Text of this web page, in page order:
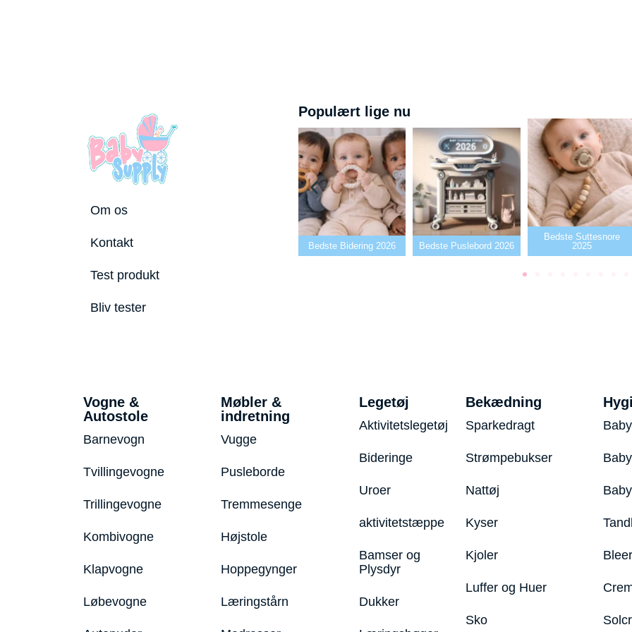
Om os
Kontakt
Test produkt
Bliv tester
Populært lige nu
Bedste puslepude 2026 Bedste Puslebord 2026
Bedste Suttesnore
2025
Bedste Sutter2026
Vogne &
Autostole
Barnevogn
Tvillingevogne
Trillingevogne
Kombivogne
Klapvogne
Løbevogne
Møbler &
indretning
Vugge
Pusleborde
Tremmesenge
Højstole
Hoppegynger
Læringstårn
Legetøj
Aktivitetslegetøj
Bideringe
Uroer
aktivitetstæppe
Bamser og
Plysdyr
Dukker
Bekædning
Sparkedragt
Strømpebukser
Nattøj
Kyser
Kjoler
Luffer og Huer
Sko
Bleer